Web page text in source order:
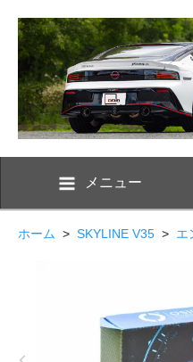
メニュー
ホーム > SKYLINE V35 > エ